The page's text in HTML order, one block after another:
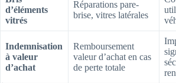
d’éléments
vitrés
Réparations pare-
brise, vitres latérales
Indemnisation
à valeur
d’achat
Remboursement
valeur d’achat en cas
de perte totale